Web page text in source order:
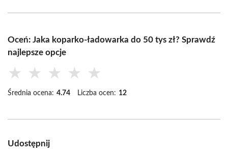
Oceń: Jaka koparko-ładowarka do 50 tys zł? Sprawdź
najlepsze opcje
★ ★ ★ ★ ★
Średnia ocena: 4.74 Liczba ocen: 12
Udostępnij